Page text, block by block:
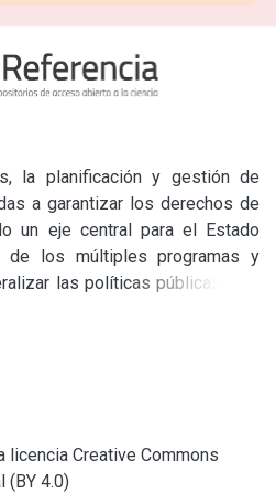
la planificación y gestión de
a garantizar los derechos de
un eje central para el Estado
de los múltiples programas y
las políticas públicas para
acceso. La presente ponencia,
a los jóvenes para, a partir de
que se ponen en juego
públicas juveniles.
licencia Creative Commons
(BY 4.0)